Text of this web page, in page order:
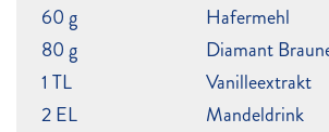
60 g
Hafermehl
80 g
Diamant
1 TL
Vanilleextrakt
2 EL
Mandeldrink